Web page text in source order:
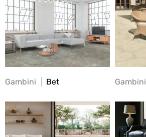
Gambini Bet Gambini